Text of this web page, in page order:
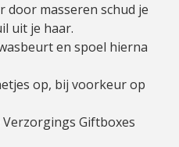
door masseren schud je
uit je haar.
en spoel hierna
op, bij voorkeur op